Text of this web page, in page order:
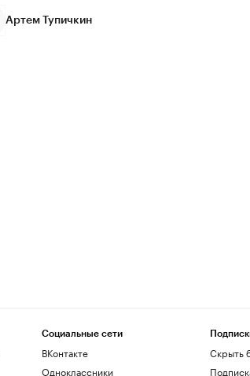
Артем Тупичкин
Социальные сети
ВКонтакте
Одноклассники
Скрыть